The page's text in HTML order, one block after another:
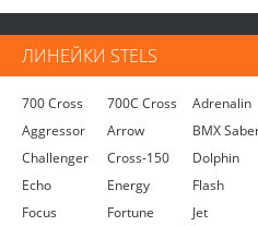
ЛИНЕЙКИ STELS
700 Cross 700C Cross
Adrenalin
Aggressor
Arrow
BMX
Challenger
Cross-150
Dolphin
Echo
Energy
Flash
Focus
Fortune
Jet